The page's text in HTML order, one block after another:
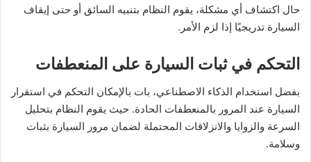
حال اكتشاف أي مشكلة، يقوم النظام بتنبيه السائق أو حتى إيقاف
السيارة تدريجيًا إذا لزم الأمر.
التحكم في ثبات السيارة على المنعطفات
بفضل استخدام الذكاء الاصطناعي، بات بالإمكان التحكم في استقرار
السيارة عند المرور بالمنعطفات الحادة. حيث يقوم النظام بتحليل
السرعة والزوايا والانزلاقات المحتملة لضمان مرور السيارة بثبات
وسلامة.